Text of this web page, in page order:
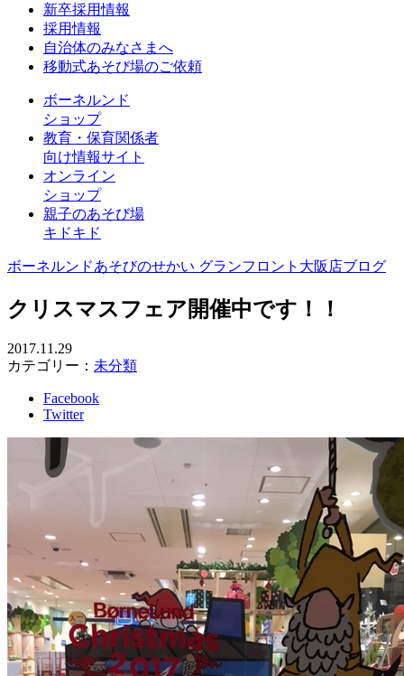
新卒採用情報
採用情報
自治体のみなさまへ
移動式あそび場のご依頼
ボーネルンド
ショップ
教育・保育関係者
向け情報サイト
オンライン
ショップ
親子のあそび場
キドキド
ボーネルンドあそびのせかい グランフロント大阪店ブログ
クリスマスフェア開催中です！！
2017.11.29
カテゴリー： 未分類
Facebook
Twitter